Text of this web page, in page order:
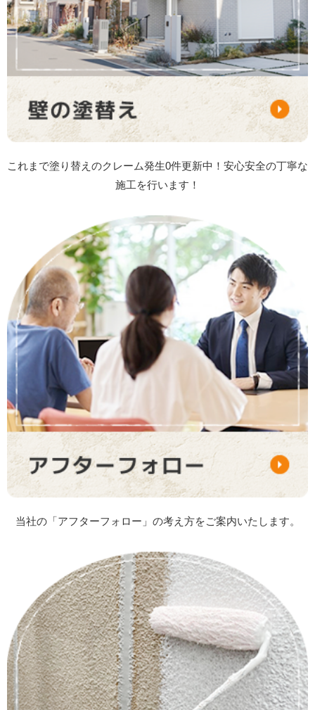
これまで塗り替えのクレーム発生0件更新中！安心安全の丁寧な
施工を行います！
当社の「アフターフォロー」の考え方をご案内いたします。